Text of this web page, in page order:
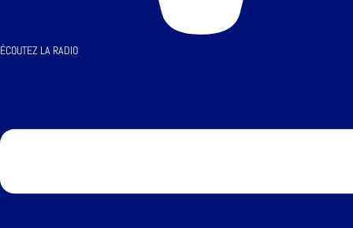
ÉCOUTEZ LA RADIO